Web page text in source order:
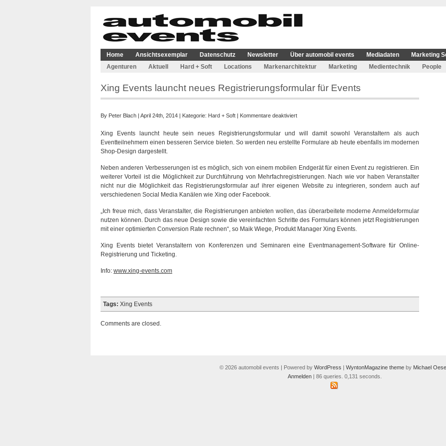
Home Ansichtsexemplar Datenschutz Newsletter Über automobil events Mediadaten
Marketing
Agenturen
Aktuell Hard + Soft Locations Markenarchitektur Marketing Medientechnik People
Xing Events launcht neues Registrierungsformular für Events
By Peter Blach | April 24th, 2014 | Kategorie: Hard + Soft | Kommentare deaktiviertfür
Events
launcht
für
Events
Xing Events launcht heute sein neues Registrierungsformular und will damit sowohl Veranstaltern als auch
Eventteilnehmern einen besseren Service bieten. So werden neu erstellte Formulare ab heute ebenfalls im modernen
Shop-Design dargestellt.
Neben anderen Verbesserungen ist es möglich, sich von einem mobilen Endgerät für einen Event zu registrieren. Ein
weiterer Vorteil ist die Möglichkeit zur Durchführung von Mehrfachregistrierungen. Nach wie vor haben Veranstalter
nicht nur die Möglichkeit das Registrierungsformular auf ihrer eigenen Website zu integrieren, sondern auch auf
verschiedenen Social Media Kanälen wie Xing oder Facebook.
„Ich freue mich, dass Veranstalter, die Registrierungen anbieten wollen, das überarbeitete moderne Anmeldeformular
nutzen können. Durch das neue Design sowie die vereinfachten Schritte des Formulars können jetzt Registrierungen
mit einer optimierten Conversion Rate rechnen“, so Maik Wiege, Produkt Manager Xing Events.
Xing Events bietet Veranstaltern von Konferenzen und Seminaren eine Eventmanagement-Software für Online-
Registrierung und Ticketing.
Info: www.xing-events.com
Tags: Xing Events
Comments are closed.
© 2026 automobil events | Powered by WordPress | WyntonMagazine theme by Michael
Anmelden| 86 queries. 0,131 seconds.